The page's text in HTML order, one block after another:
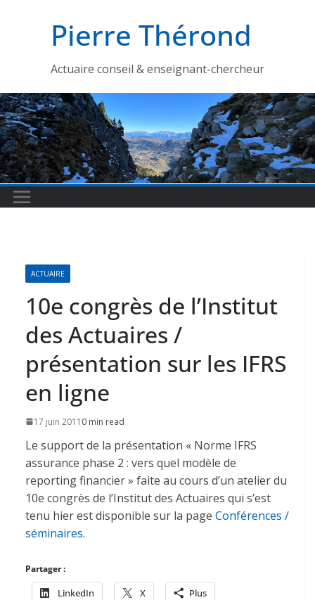
Pierre Thérond
Actuaire conseil & enseignant-chercheur
ACTUAIRE
10e congrès de l’Institut
des Actuaires /
présentation sur les IFRS
en ligne
17 juin 2011 0 min read
Le support de la présentation « Norme IFRS
assurance phase 2 : vers quel modèle de
reporting financier » faite au cours d’un atelier du
10e congrès de l’Institut des Actuaires qui s’est
tenu hier est disponible sur la page Conférences /
séminaires.
Partager :
LinkedIn X Plus